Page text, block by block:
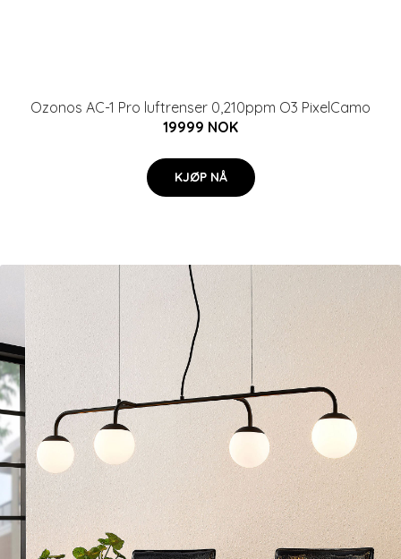
Ozonos AC-1 Pro luftrenser 0,210ppm O3 PixelCamo
19999 NOK
KJØP NÅ